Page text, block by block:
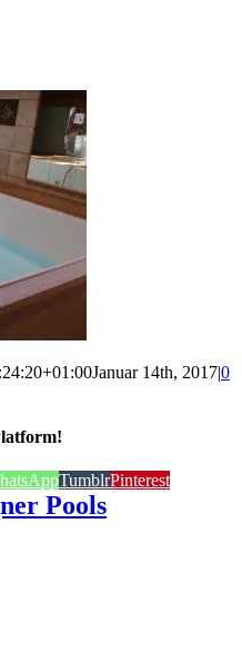
Januar 14th, 2017|0
TumblrPinterest
Pools